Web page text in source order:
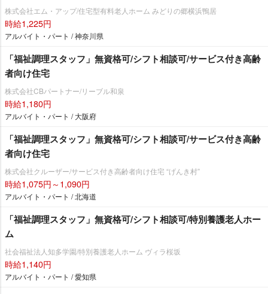
株式会社エム・アップ/住宅型有料老人ホーム みどりの郷横浜鴨居
時給1,225円
アルバイト・パート / 神奈川県
「福祉調理スタッフ」無資格可/シフト相談可/サービス付き高齢
者向け住宅
株式会社CBパートナー/リーブル和泉
時給1,180円
アルバイト・パート / 大阪府
「福祉調理スタッフ」無資格可/シフト相談可/サービス付き高齢
者向け住宅
株式会社クルーザー/サービス付き高齢者向け住宅 “げんき村”
時給1,075円～1,090円
アルバイト・パート / 北海道
「福祉調理スタッフ」無資格可/シフト相談可/特別養護老人ホー
ム
社会福祉法人知多学園/特別養護老人ホーム ヴィラ桜坂
時給1,140円
アルバイト・パート / 愛知県